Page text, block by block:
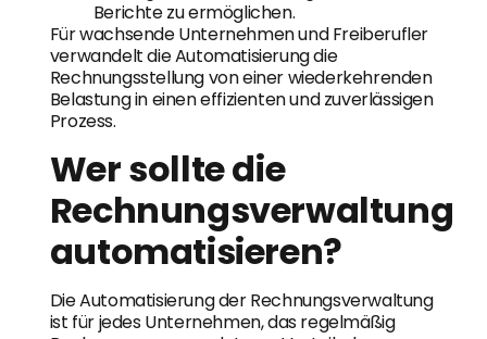
Berichte zu ermöglichen.
Für wachsende Unternehmen und Freiberufler
verwandelt die Automatisierung die
Rechnungsstellung von einer wiederkehrenden
Belastung in einen effizienten und zuverlässigen
Prozess.
Wer sollte die
Rechnungsverwaltung
automatisieren?
Die Automatisierung der Rechnungsverwaltung
ist für jedes Unternehmen, das regelmäßig